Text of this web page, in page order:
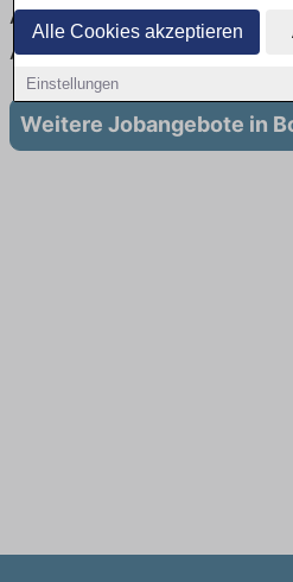
Alle Cookies akzeptieren
Einstellungen
Aktuell gibt es keine
Ausbildung in
Weitere Jobangebote in